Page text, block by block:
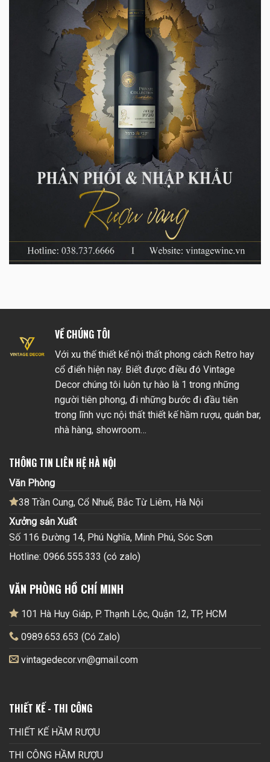
VỀ CHÚNG TÔI
Với xu thế thiết kế nội thất phong cách Retro hay
cổ điển hiện nay. Biết được điều đó Vintage
Decor chúng tôi luôn tự hào là 1 trong những
người tiên phong, đi những bước đi đầu tiên
trong lĩnh vực nội thất thiết kế hầm rượu, quán bar,
nhà hàng, showroom…
THÔNG TIN LIÊN HỆ HÀ NỘI
Văn Phòng
38 Trần Cung, Cổ Nhuế, Bắc Từ Liêm, Hà Nội
Xưởng sản Xuất
Số 116 Đường 14, Phú Nghĩa, Minh Phú, Sóc Sơn
Hotline: 0966.555.333 (có zalo)
VĂN PHÒNG HỒ CHÍ MINH
101 Hà Huy Giáp, P. Thạnh Lộc, Quận 12, TP, HCM
0989.653.653 (Có Zalo)
vintagedecor.vn@gmail.com
THIẾT KẾ - THI CÔNG
THIẾT KẾ HẦM RƯỢU
THI CÔNG HẦM RƯỢU